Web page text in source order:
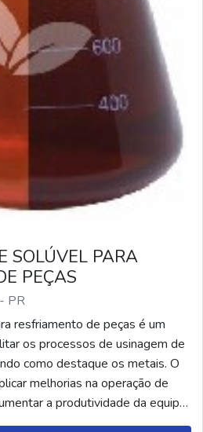
SOLÚVEL PARA
PEÇAS
PR
resfriamento de peças é um
os processos de usinagem de
como destaque os metais. O
melhorias na operação de
a produtividade da equipe
mais organizado e